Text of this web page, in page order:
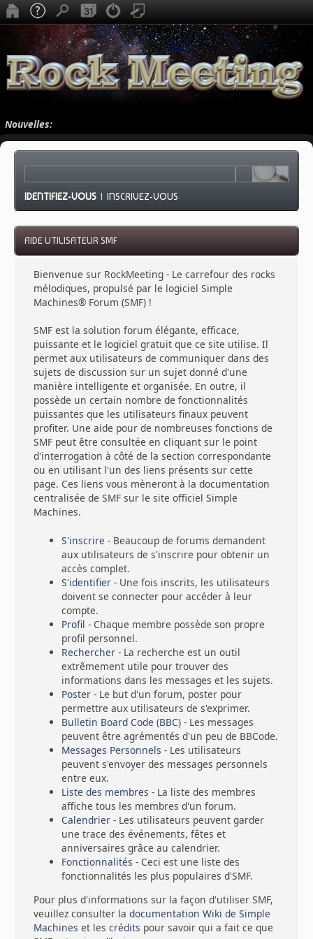
Nouvelles:
IDENTIFIEZ-VOUS |INSCRIVEZ-VOUS
AIDE UTILISATEUR SMF
Bienvenue sur RockMeeting - Le carrefour des rocks
mélodiques, propulsé par le logiciel Simple
Machines® Forum (SMF) !
SMF est la solution forum élégante, efficace,
puissante et le logiciel gratuit que ce site utilise. Il
permet aux utilisateurs de communiquer dans des
sujets de discussion sur un sujet donné d'une
manière intelligente et organisée. En outre, il
possède un certain nombre de fonctionnalités
puissantes que les utilisateurs finaux peuvent
profiter. Une aide pour de nombreuses fonctions de
SMF peut être consultée en cliquant sur le point
d'interrogation à côté de la section correspondante
ou en utilisant l'un des liens présents sur cette
page. Ces liens vous mèneront à la documentation
centralisée de SMF sur le site officiel Simple
Machines.
S'inscrire - Beaucoup de forums demandent
aux utilisateurs de s'inscrire pour obtenir un
accès complet.
S'identifier - Une fois inscrits, les utilisateurs
doivent se connecter pour accéder à leur
compte.
Profil - Chaque membre possède son propre
profil personnel.
Rechercher - La recherche est un outil
extrêmement utile pour trouver des
informations dans les messages et les sujets.
Poster - Le but d'un forum, poster pour
permettre aux utilisateurs de s'exprimer.
Bulletin Board Code (BBC) - Les messages
peuvent être agrémentés d'un peu de BBCode.
Messages Personnels - Les utilisateurs
peuvent s'envoyer des messages personnels
entre eux.
Liste des membres - La liste des membres
affiche tous les membres d'un forum.
Calendrier - Les utilisateurs peuvent garder
une trace des événements, fêtes et
anniversaires grâce au calendrier.
Fonctionnalités - Ceci est une liste des
fonctionnalités les plus populaires d'SMF.
Pour plus d'informations sur la façon d'utiliser SMF,
veuillez consulter ladocumentation Wiki de Simple
Machines et lescrédits pour savoir qui a fait ce que